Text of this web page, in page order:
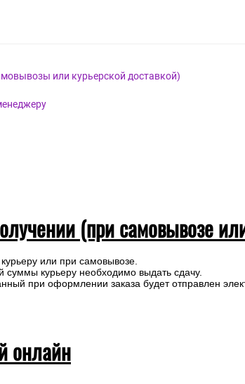
или курьерской доставкой)
(при самовывозе
или при самовывозе.
суммы курьеру необходимо выдать сдачу.
при оформлении заказа будет отправлен
онлайн